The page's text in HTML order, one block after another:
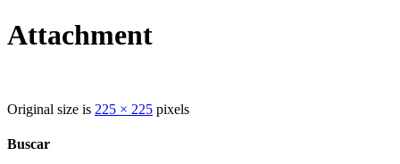
Attachment
Original size is 225 × 225 pixels
Buscar